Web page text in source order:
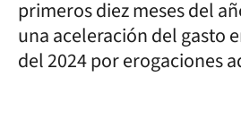
primeros diez meses del
una aceleración del gasto
del 2024 por erogaciones